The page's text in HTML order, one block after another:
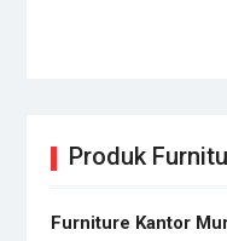
Produk
Furniture Kantor